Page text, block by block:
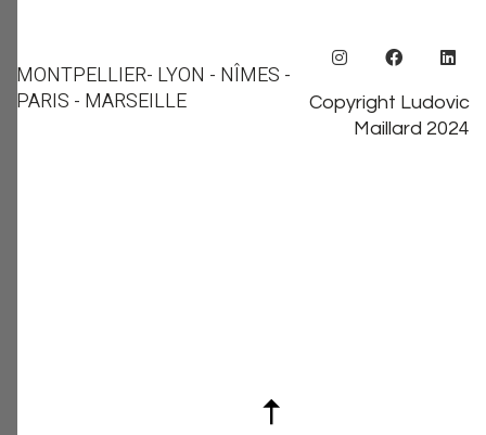
Copyright Ludovic
Maillard 2024
MONTPELLIER- LYON - NÎMES -
PARIS - MARSEILLE